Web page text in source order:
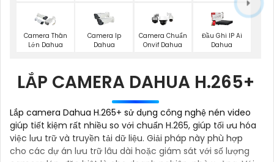
Camera Thân
Lớn Dahua
Camera Ip
Dahua
Camera Chuẩn
Onvif Dahua
Đầu Ghi IP Ai
Dahua
LẮP CAMERA DAHUA H.265+
Lắp camera Dahua H.265+ sử dụng công nghệ nén video
giúp tiết kiệm rất nhiều so với chuẩn H.265, giúp tối ưu hóa
việc lưu trữ và truyền tải dữ liệu. Giải pháp này phù hợp
cho các dự án lưu trữ lâu dài hoặc giám sát với số lượng